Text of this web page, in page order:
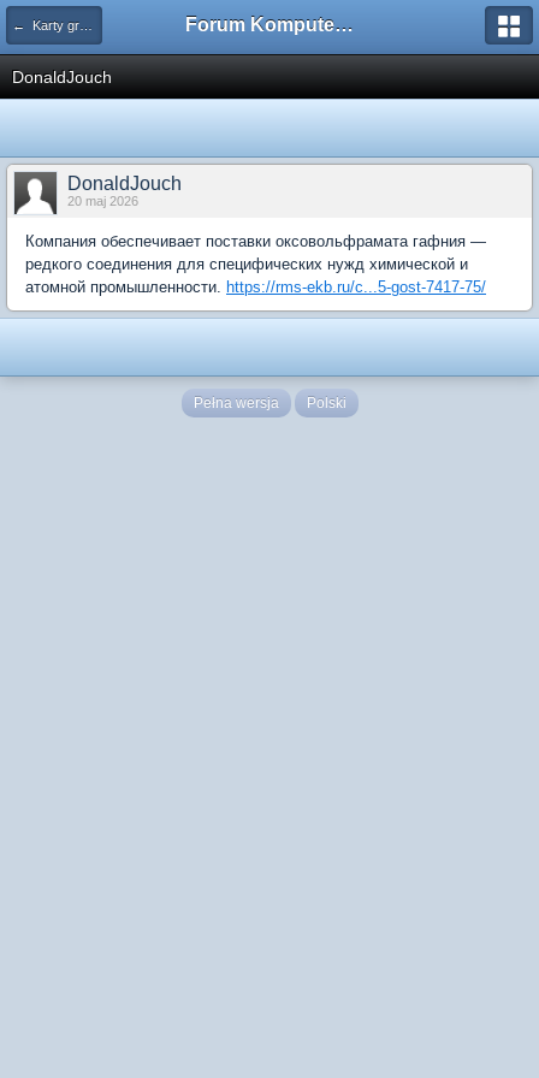
← Karty graficzne i monitory Forum Komputerowe PCFoster.pl
DonaldJouch
DonaldJouch
20 maj 2026
Компания обеспечивает поставки оксовольфрамата гафния —
редкого соединения для специфических нужд химической и
атомной промышленности. https://rms-ekb.ru/c...5-gost-7417-75/
Pełna wersja Polski